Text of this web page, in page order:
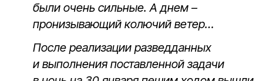
были очень сильные. А днем –
пронизывающий колючий ветер…
После реализации раз­ведданных
и выполнения постав­ленной задачи